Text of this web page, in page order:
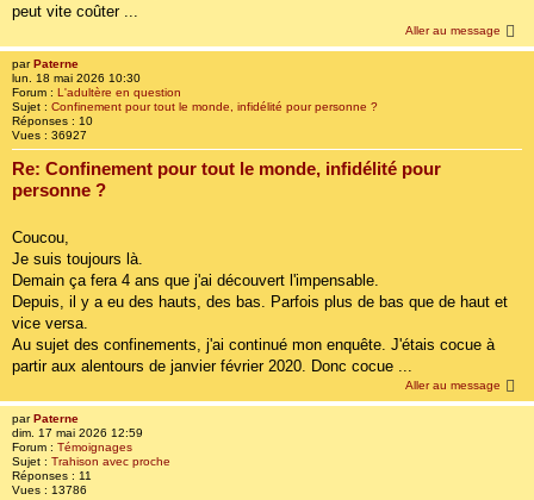
peut vite coûter ...
Aller au message
parPaterne
lun. 18 mai 2026 10:30
Forum : L'adultère en question
Sujet : Confinement pour tout le monde, infidélité pour personne ?
Réponses : 10
Vues : 36927
Re: Confinement pour tout le monde, infidélité pour
personne ?
Coucou,
Je suis toujours là.
Demain ça fera 4 ans que j'ai découvert l'impensable.
Depuis, il y a eu des hauts, des bas. Parfois plus de bas que de haut et
vice versa.
Au sujet des confinements, j'ai continué mon enquête. J'étais cocue à
partir aux alentours de janvier février 2020. Donc cocue ...
Aller au message
par Paterne
dim. 17 mai 2026 12:59
Forum : Témoignages
Sujet : Trahison avec proche
Réponses : 11
Vues : 13786